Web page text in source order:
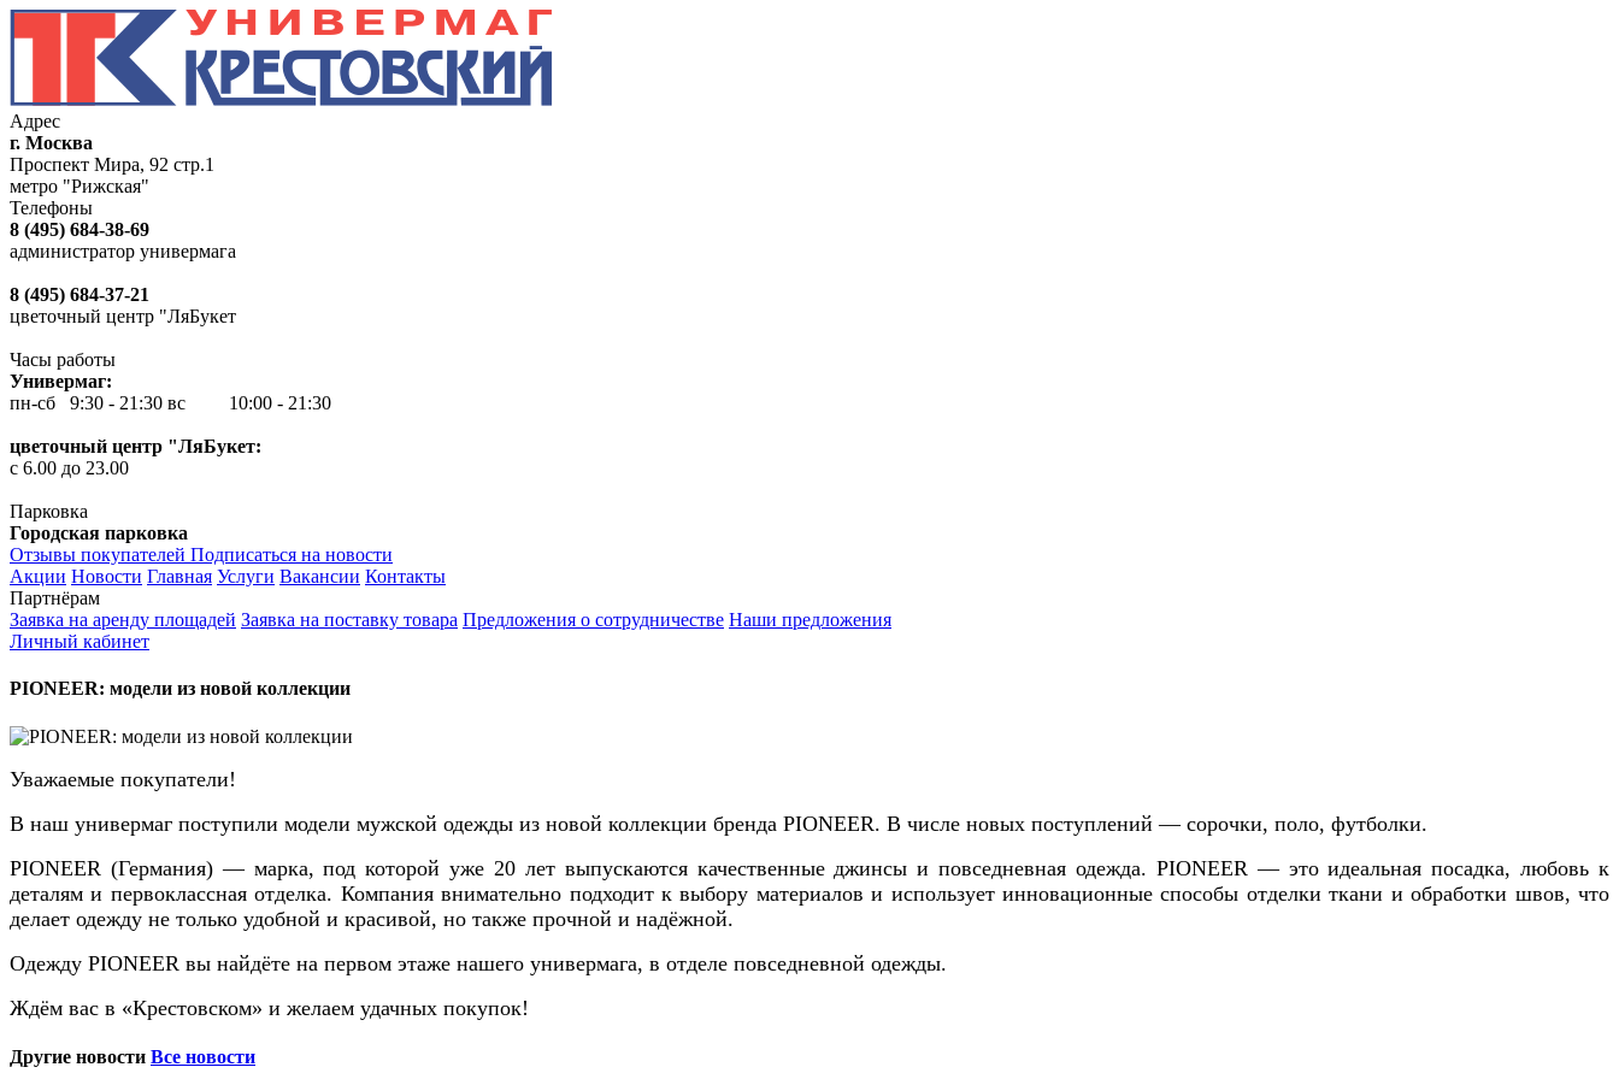
Адрес
г. Москва
Проспект Мира, 92 стр.1
метро "Рижская"
Телефоны
8 (495) 684-38-69
администратор универмага
8 (495) 684-37-21
цветочный центр "ЛяБукет
Часы работы
Универмаг:
пн-сб 9:30 - 21:30 вс 10:00 - 21:30
цветочный центр "ЛяБукет:
с 6.00 до 23.00
Парковка
Городская парковка
Отзывы покупателей Подписаться на новости
Акции Новости Главная Услуги Вакансии Контакты
Партнёрам
Заявка на аренду площадей Заявка на поставку товара Предложения о сотрудничестве Наши предложения
Личный кабинет
PIONEER: модели из новой коллекции
Уважаемые покупатели!
В наш универмаг поступили модели мужской одежды из новой коллекции бренда PIONEER. В числе новых поступлений — сорочки, поло, футболки.
PIONEER (Германия) — марка, под которой уже 20 лет выпускаются качественные джинсы и повседневная одежда. PIONEER — это идеальная посадка, любовь к
деталям и первоклассная отделка. Компания внимательно подходит к выбору материалов и использует инновационные способы отделки ткани и обработки швов, что
делает одежду не только удобной и красивой, но также прочной и надёжной.
Одежду PIONEER вы найдёте на первом этаже нашего универмага, в отделе повседневной одежды.
Ждём вас в «Крестовском» и желаем удачных покупок!
Другие новости Все новости